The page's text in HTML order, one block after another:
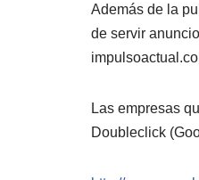
Además de la
de servir
Las empresas
Doubleclick